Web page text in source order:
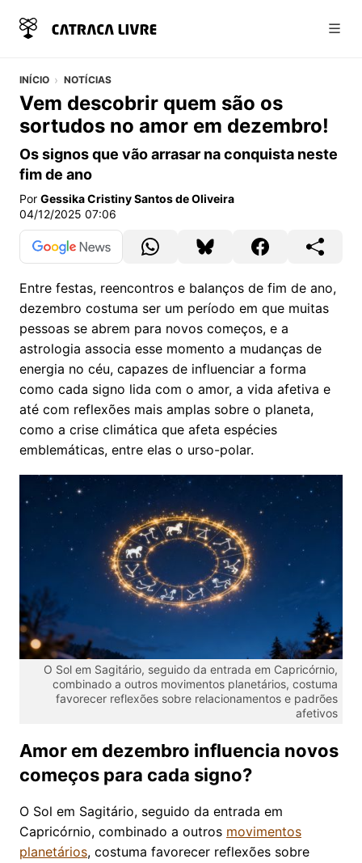
INÍCIO NOTÍCIAS
Vem descobrir quem são os
sortudos no amor em dezembro!
Os signos que vão arrasar na conquista neste
fim de ano
Por Gessika Cristiny Santos de Oliveira
04/12/2025 07:06
Entre festas, reencontros e balanços de fim de ano,
dezembro costuma ser um período em que muitas
pessoas se abrem para novos começos, e a
astrologia associa esse momento a mudanças de
energia no céu, capazes de influenciar a forma
como cada signo lida com o amor, a vida afetiva e
até com reflexões mais amplas sobre o planeta,
como a crise climática que afeta espécies
emblemáticas, entre elas o urso-polar.
O Sol em Sagitário, seguido da entrada em Capricórnio,
combinado a outros movimentos planetários, costuma
favorecer reflexões sobre relacionamentos e padrões
afetivos
Amor em dezembro influencia novos
começos para cada signo?
O Sol em Sagitário, seguido da entrada em
Capricórnio, combinado a outros movimentos
planetários, costuma favorecer reflexões sobre